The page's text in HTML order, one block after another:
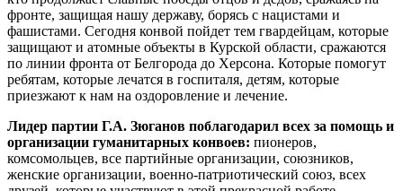
фронте, защищая нашу державу, борясь с нацистами и
фашистами. Сегодня конвой пойдет тем гвардейцам, которые
защищают и атомные объекты в Курской области, сражаются
по линии фронта от Белгорода до Херсона. Которые помогут
ребятам, которые лечатся в госпиталя, детям, которые
приезжают к нам на оздоровление и лечение.
Лидер партии Г.А. Зюганов поблагодарил всех за помощь и
организации гуманитарных конвоев: пионеров,
комсомольцев, все партийные организации, союзников,
женские организации, военно-патриотический союз, всех